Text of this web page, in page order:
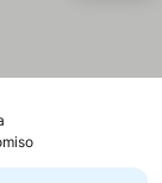
prix